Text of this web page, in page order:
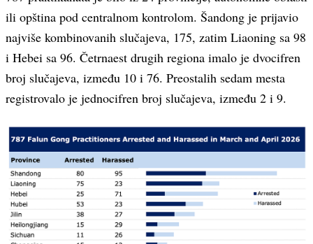
ili opština pod centralnom kontrolom. Šandong je prijavio
najviše kombinovanih slučajeva, 175, zatim Liaoning sa 98
i Hebei sa 96. Četrnaest drugih regiona imalo je dvocifren
broj slučajeva, između 10 i 76. Preostalih sedam mesta
registrovalo je jednocifren broj slučajeva, između 2 i 9.